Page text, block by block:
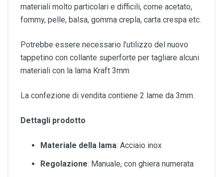
materiali molto particolari e difficili, come acetato,
fommy, pelle, balsa, gomma crepla, carta crespa etc.
Potrebbe essere necessario l’utilizzo del nuovo
tappetino con collante superforte per tagliare alcuni
materiali con la lama Kraft 3mm
La confezione di vendita contiene 2 lame da 3mm.
Dettagli prodotto
Materiale della lama: Acciaio inox
Regolazione: Manuale, con ghiera numerata